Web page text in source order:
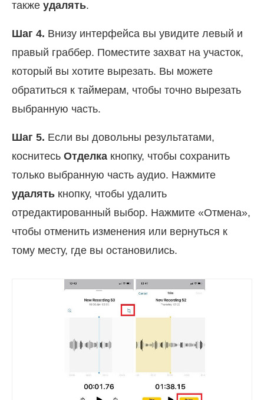
также удалять.
Шаг 4. Внизу интерфейса вы увидите левый и
правый граббер. Поместите захват на участок,
который вы хотите вырезать. Вы можете
обратиться к таймерам, чтобы точно вырезать
выбранную часть.
Шаг 5. Если вы довольны результатами,
коснитесь Отделка кнопку, чтобы сохранить
только выбранную часть аудио. Нажмите
удалять кнопку, чтобы удалить
отредактированный выбор. Нажмите «Отмена»,
чтобы отменить изменения или вернуться к
тому месту, где вы остановились.